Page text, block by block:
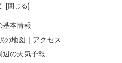
基本情報
の地図｜アクセス
辺の天気予報